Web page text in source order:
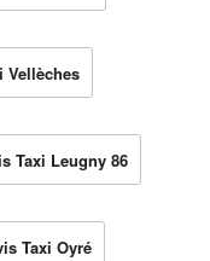
Vellèches
Taxi Leugny 86
Taxi Oyré